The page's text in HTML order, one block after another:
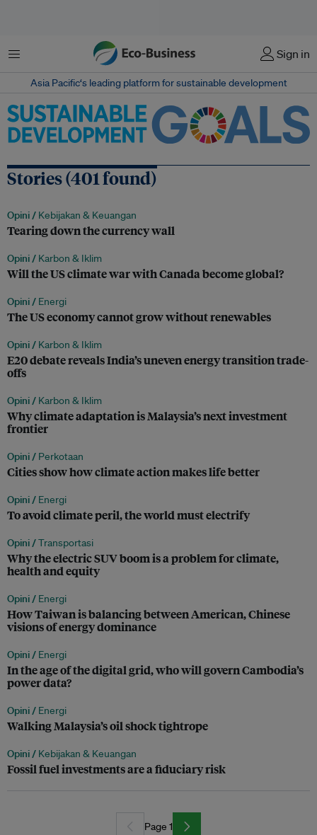
Menu Sign in
Asia Pacific‘s leading platform for sustainable development
Stories (401 found)
Opini / Kebijakan & Keuangan
Tearing down the currency wall
Opini / Karbon & Iklim
Will the US climate war with Canada become global?
Opini / Energi
The US economy cannot grow without renewables
Opini / Karbon & Iklim
E20 debate reveals India’s uneven energy transition trade-
offs
Opini / Karbon & Iklim
Why climate adaptation is Malaysia’s next investment
frontier
Opini / Perkotaan
Cities show how climate action makes life better
Opini / Energi
To avoid climate peril, the world must electrify
Opini /Transportasi
Why the electric SUV boom is a problem for climate,
health and equity
Opini / Energi
How Taiwan is balancing between American, Chinese
visions of energy dominance
Opini / Energi
In the age of the digital grid, who will govern Cambodia’s
power data?
Opini / Energi
Walking Malaysia’s oil shock tightrope
Opini / Kebijakan & Keuangan
Fossil fuel investments are a fiduciary risk
Page 1